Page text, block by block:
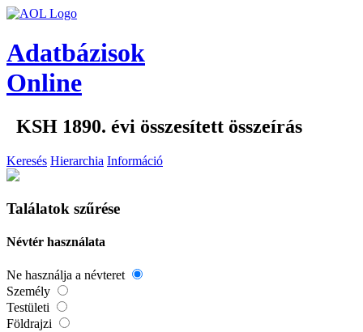
Adatbázisok
Online
KSH 1890. évi összesített összeírás
Keresés Hierarchia Információ
Találatok szűrése
Névtér használata
Ne használja a névteret
Személy
Testületi
Földrajzi